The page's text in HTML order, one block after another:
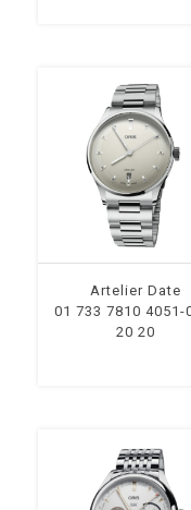
Artelier Date
01 733 7810 4051-
20 20